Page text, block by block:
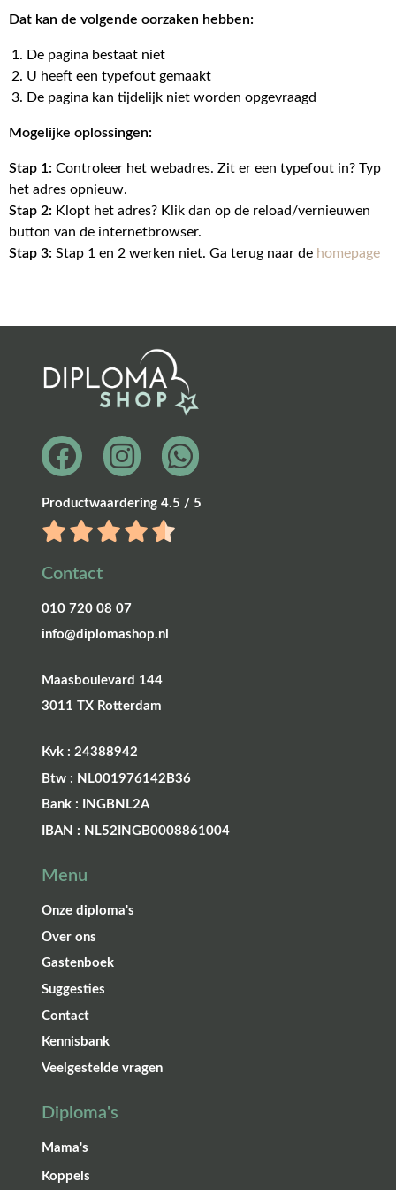
Dat kan de volgende oorzaken hebben:
De pagina bestaat niet
U heeft een typefout gemaakt
De pagina kan tijdelijk niet worden opgevraagd
Mogelijke oplossingen:
Stap 1: Controleer het webadres. Zit er een typefout in? Typ
het adres opnieuw.
Stap 2: Klopt het adres? Klik dan op de reload/vernieuwen
button van de internetbrowser.
Stap 3: Stap 1 en 2 werken niet. Ga terug naar de homepage
Productwaardering 4.5 / 5
Contact
010 720 08 07
info@diplomashop.nl
Maasboulevard 144
3011 TX Rotterdam
Kvk : 24388942
Btw : NL001976142B36
Bank : INGBNL2A
IBAN : NL52INGB0008861004
Menu
Onze diploma's
Over ons
Gastenboek
Suggesties
Contact
Kennisbank
Veelgestelde vragen
Diploma's
Mama's
Koppels